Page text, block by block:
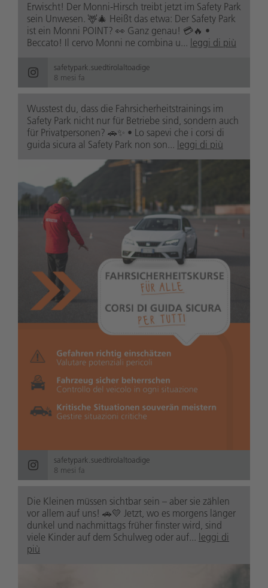
Erwischt! Der Monni-Hirsch treibt jetzt im Safety Park
sein Unwesen. 🦌🎄 Heißt das etwa: Der Safety Park
ist ein Monni POINT? 👀 Ganz genau! 💳🔥 •
Beccato! Il cervo Monni ne combina u... leggi di più
safetypark.suedtirolaltoadige
8 mesi fa
Wusstest du, dass die Fahrsicherheitstrainings im
Safety Park nicht nur für Betriebe sind, sondern auch
für Privatpersonen? 🚗✨ • Lo sapevi che i corsi di
guida sicura al Safety Park non son... leggi di più
safetypark.suedtirolaltoadige
8 mesi fa
Die Kleinen müssen sichtbar sein – aber sie zählen
vor allem auf uns! 🚗💛 Jetzt, wo es morgens länger
dunkel und nachmittags früher finster wird, sind
viele Kinder auf dem Schulweg oder auf... leggi di
più